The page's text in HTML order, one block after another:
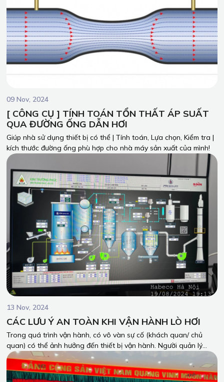
09 Nov, 2024
[ CÔNG CỤ ] TÍNH TOÁN TỔN THẤT ÁP SUẤT
QUA ĐƯỜNG ỐNG DẪN HƠI
Giúp nhà sử dụng thiết bị có thể | Tính toán, Lựa chọn, Kiểm tra |
kích thước đường ống phù hợp cho nhà máy sản xuất của mình!
13 Nov, 2024
CÁC LƯU Ý AN TOÀN KHI VẬN HÀNH LÒ HƠI
Trong quá trình vận hành, có vô vàn sự cố (khách quan/ chủ
quan) có thể ảnh hưởng đến thiết bị vận hành. Người quản lý
thiết bị, người vận hành trực tiếp thiết bị, người kiểm sửa thiết bị
cần có kiến thức và tính cẩn thận khi làm việc với Lò hơi để đảm
bảo tính an toàn trong quá trình vận hành của thiết bị!